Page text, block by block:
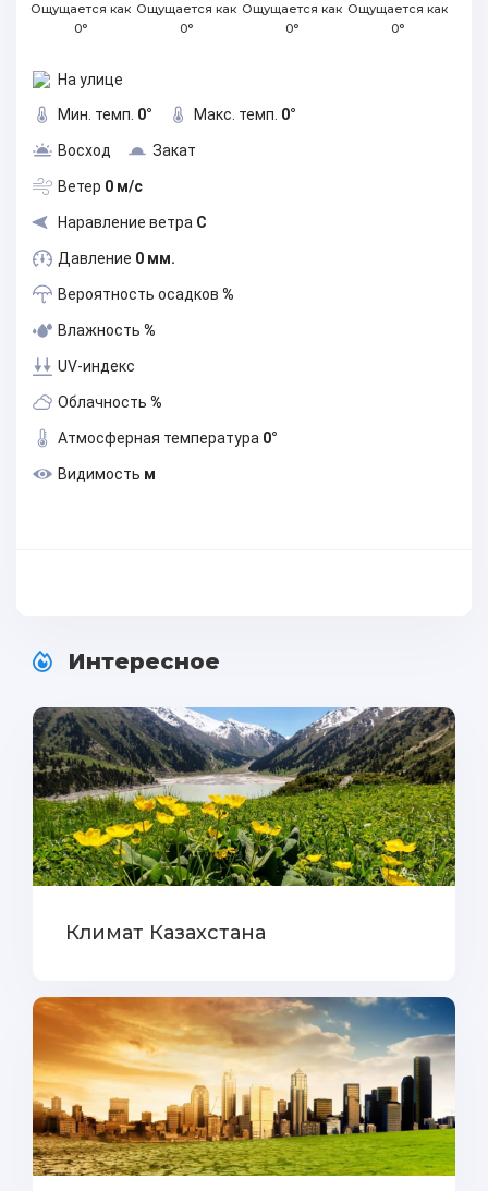
Ощущается как
0°
Ощущается как
0°
Ощущается как
0°
Ощущается как
0°
На улице
Мин. темп. 0° Макс. темп. 0°
Восход Закат
Ветер 0 м/с
Наравление ветра С
Давление 0 мм.
Вероятность осадков %
Влажность %
UV-индекс
Облачность %
Атмосферная температура 0°
Видимость м
Интересное
Климат Казахстана